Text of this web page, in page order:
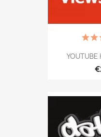
YOUTUBE